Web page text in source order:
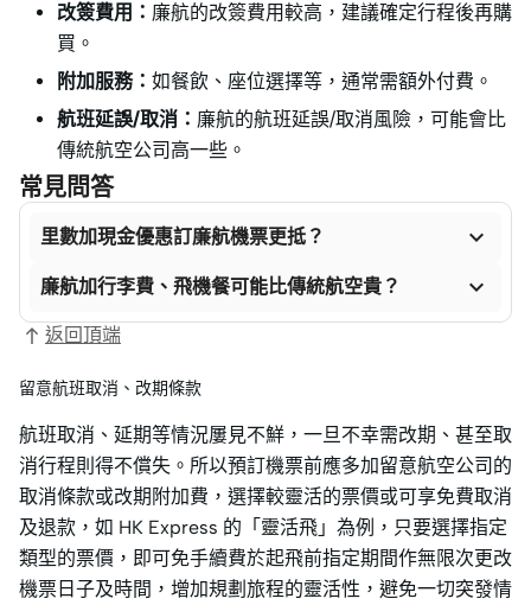
改簽費用： 廉航的改簽費用較高，建議確定行程後再購
買。
附加服務： 如餐飲、座位選擇等，通常需額外付費。
航班延誤/取消： 廉航的航班延誤/取消風險，可能會比
傳統航空公司高一些。
常見問答
里數加現金優惠訂廉航機票更抵？ 
廉航加行李費、飛機餐可能比傳統航空貴？ 
返回頂端
留意航班取消、改期條款
航班取消、延期等情況屢見不鮮，一旦不幸需改期、甚至取
消行程則得不償失。所以預訂機票前應多加留意航空公司的
取消條款或改期附加費，選擇較靈活的票價或可享免費取消
及退款，如 HK Express 的「靈活飛」為例，只要選擇指定
類型的票價，即可免手續費於起飛前指定期間作無限次更改
機票日子及時間，增加規劃旅程的靈活性，避免一切突發情